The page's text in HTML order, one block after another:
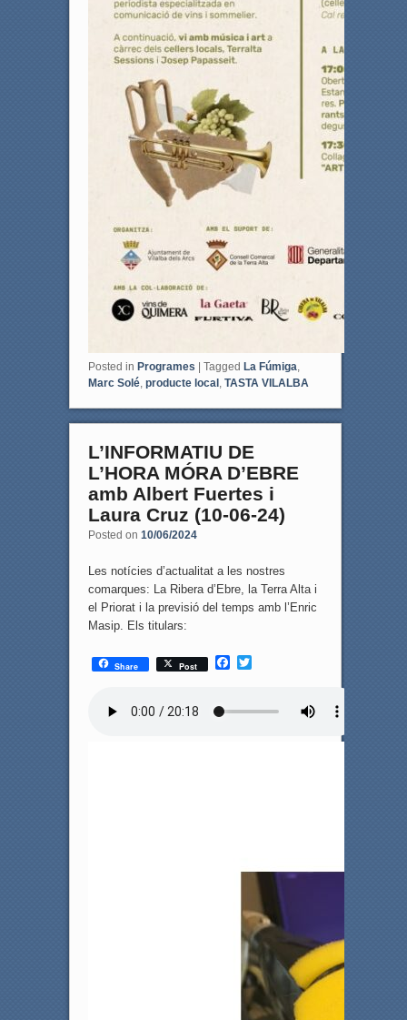
Posted in Programes Tagged La Fúmiga,
Marc Solé, producte local , TASTA VILALBA
L’INFORMATIU DE
L’HORA MÓRA D’EBRE
amb Albert Fuertes i
Laura Cruz (10-06-24)
Posted on 10/06/2024
Les notícies d’actualitat a les nostres
comarques: La Ribera d’Ebre, la Terra Alta i
el Priorat i la previsió del temps amb l’Enric
Masip. Els titulars:
Share Post
F
T